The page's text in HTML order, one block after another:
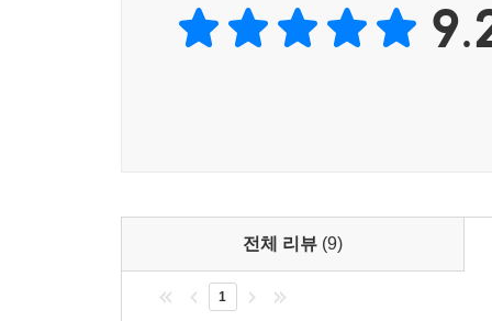
Ⅲ 두린 일족
해설 D. 책력
해설 E. 글쓰기와 철자
2002년판 반지의 제왕을 넘어 서서, 2007년판 반
역시 완벽성에 박차를 가했다. 톨킨만의 문체와
빠져들 것이다.
전체 리뷰 (9)
1